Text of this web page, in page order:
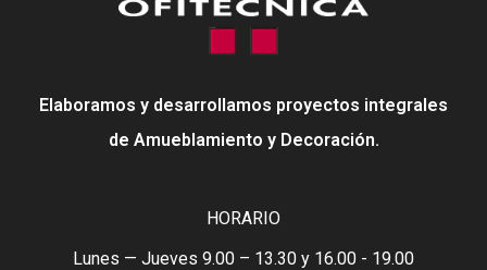
Elaboramos y desarrollamos proyectos integrales
de Amueblamiento y Decoración.
HORARIO
Lunes — Jueves 9.00 – 13.30 y 16.00 - 19.00